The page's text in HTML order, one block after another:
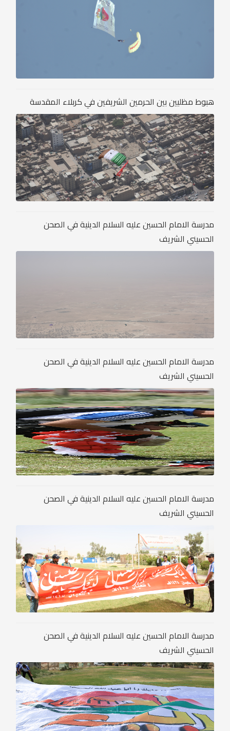
هبوط مظليين بين الحرمين الشريفين في كربلاء المقدسة
مدرسة الامام الحسين عليه السلام الدينية في الصحن
الحسيني الشريف
مدرسة الامام الحسين عليه السلام الدينية في الصحن
الحسيني الشريف
مدرسة الامام الحسين عليه السلام الدينية في الصحن
الحسيني الشريف
مدرسة الامام الحسين عليه السلام الدينية في الصحن
الحسيني الشريف